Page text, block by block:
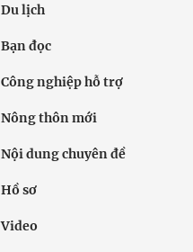
Du lịch
Bạn đọc
Công nghiệp hỗ trợ
Nông thôn mới
Nội dung chuyên đề
Hồ sơ
Video